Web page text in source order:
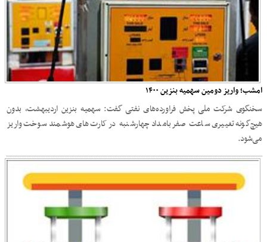
امشب؛ واریز دومین سهمیه بنزین ۱۴۰۰
سخنگوی شرکت ملی پخش فراورده‌های نفتی گفت: سهمیه بنزین اردیبهشت، بدون
هیچ‌گونه تغییری ساعت صفر بامداد چهارشنبه در کارت‌های هوشمند سوخت واریز
می‌شود.